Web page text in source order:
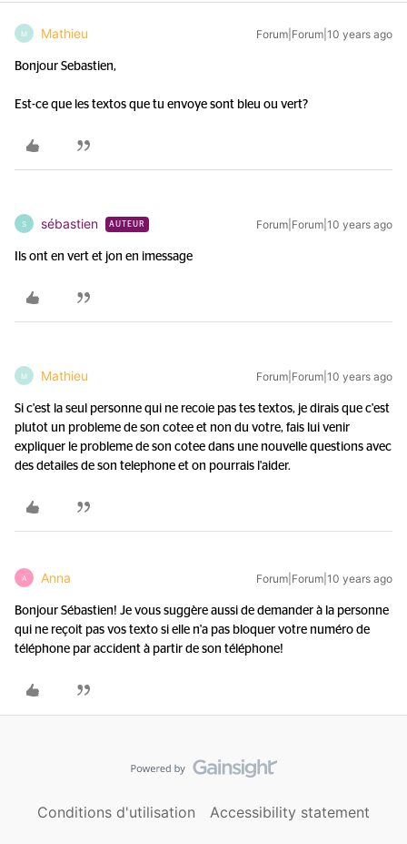
M Mathieu Forum|Forum|10 years ago
Bonjour Sebastien,
Est-ce que les textos que tu envoye sont bleu ou vert?
S sébastien AUTEUR Forum|Forum|10 years ago
Ils ont en vert et jon en imessage
M Mathieu Forum|Forum|10 years ago
Si c'est la seul personne qui ne recoie pas tes textos, je dirais que c'est
plutot un probleme de son cotee et non du votre, fais lui venir
expliquer le probleme de son cotee dans une nouvelle questions avec
des detailes de son telephone et on pourrais l'aider.
A Anna Forum|Forum|10 years ago
Bonjour Sébastien! Je vous suggère aussi de demander à la personne
qui ne reçoit pas vos texto si elle n'a pas bloquer votre numéro de
téléphone par accident à partir de son téléphone!
Conditions d'utilisation Accessibility statement